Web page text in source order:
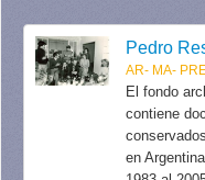
AR- MA-
El fondo
contiene
en